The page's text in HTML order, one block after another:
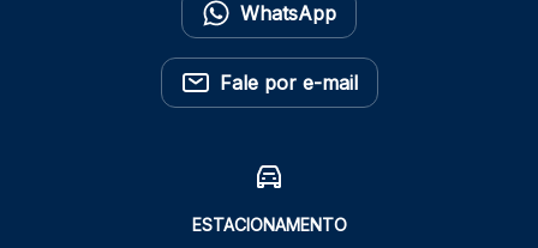
WhatsApp
Fale por e-mail
ESTACIONAMENTO